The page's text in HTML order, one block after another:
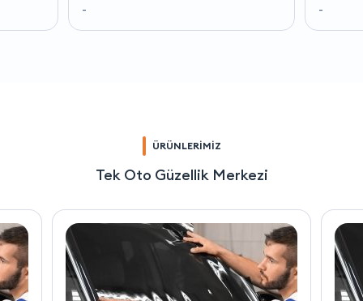
- -
ÜRÜNLERİMİZ
Tek Oto Güzellik Merkezi